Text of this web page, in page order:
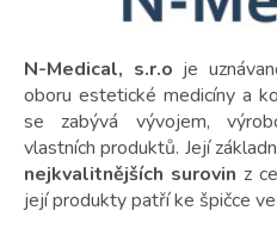
N-Medical, s.r.o je
oboru estetické medicíny a
se zabývá vývojem,
vlastních produktů. Její
nejkvalitnějších surovin z
její produkty patří ke špičce